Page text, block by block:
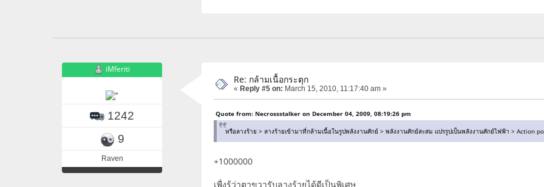
iMferiti
1242
9
Raven
Re: กล้ามเนื้อกระตุก
« Reply #5 on: March 15, 2010, 11:17:40 am »
Quote from: Necrossstalker on December 04, 2009, 08:19:26 pm
หรือลางร้าย > ลางร้ายเข้ามาที่กล้ามเนื้อในรูปพลังงานศักย์ > พลังงานศักย์สะสม แปรรูปเป็นพลังงานศักย์ไฟฟ้า > Action
+1000000
เพื่งรู้ว่าตาขวารับลางร้ายได้ดีเป็นพิเศษ